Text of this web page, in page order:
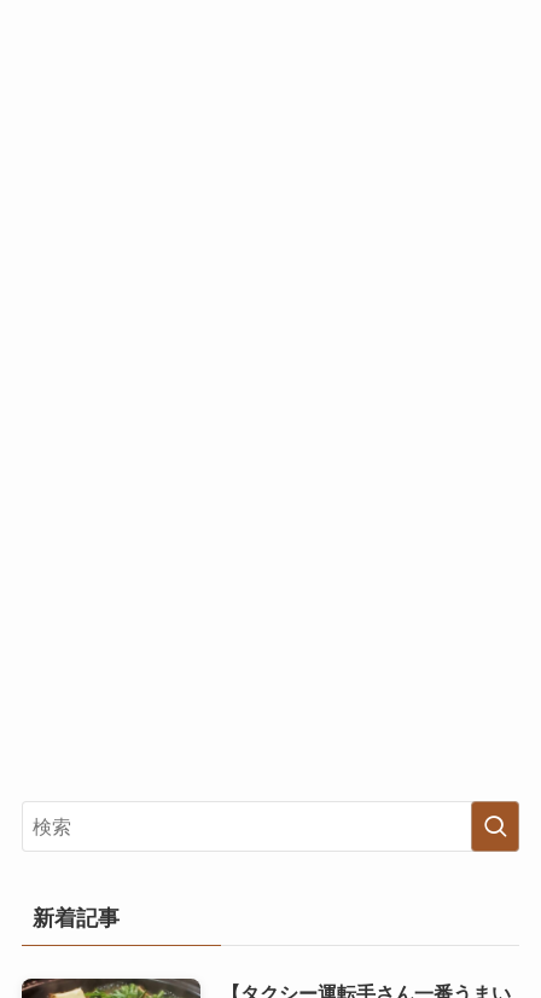
新着記事
【タクシー運転手さん一番うまい